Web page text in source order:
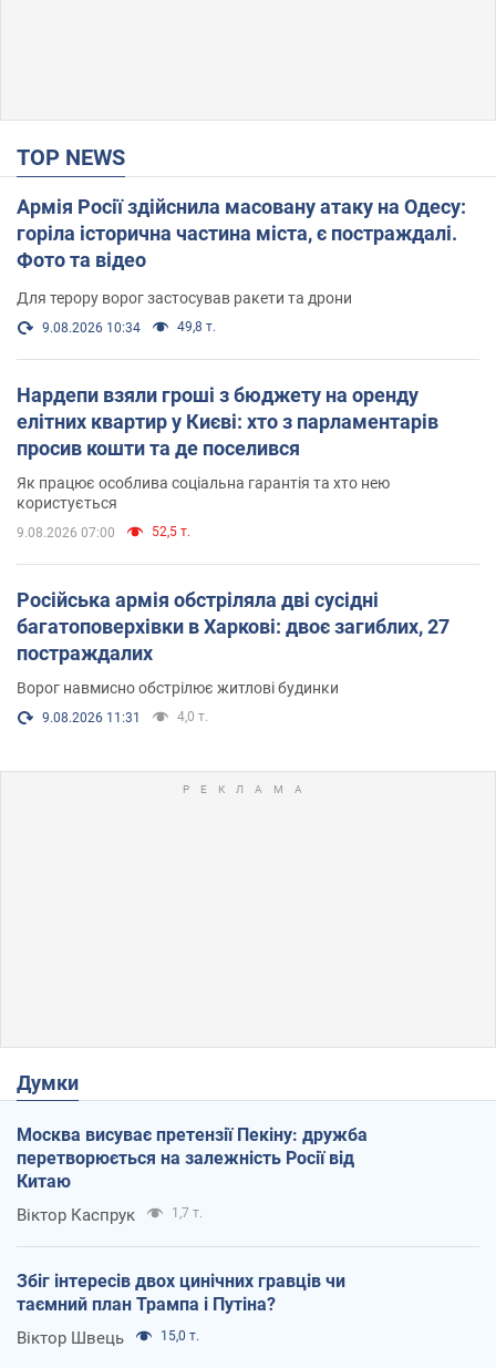
TOP NEWS
Армія Росії здійснила масовану атаку на Одесу:
горіла історична частина міста, є постраждалі.
Фото та відео
Для терору ворог застосував ракети та дрони
9.08.2026 10:34 49,8 т.
Нардепи взяли гроші з бюджету на оренду
елітних квартир у Києві: хто з парламентарів
просив кошти та де поселився
Як працює особлива соціальна гарантія та хто нею
користується
9.08.2026 07:00 52,5 т.
Російська армія обстріляла дві сусідні
багатоповерхівки в Харкові: двоє загиблих, 27
постраждалих
Ворог навмисно обстрілює житлові будинки
9.08.2026 11:31 4,0 т.
Думки
Москва висуває претензії Пекіну: дружба
перетворюється на залежність Росії від
Китаю
Віктор Каспрук 1,7 т.
Збіг інтересів двох цинічних гравців чи
таємний план Трампа і Путіна?
Віктор Швець 15,0 т.